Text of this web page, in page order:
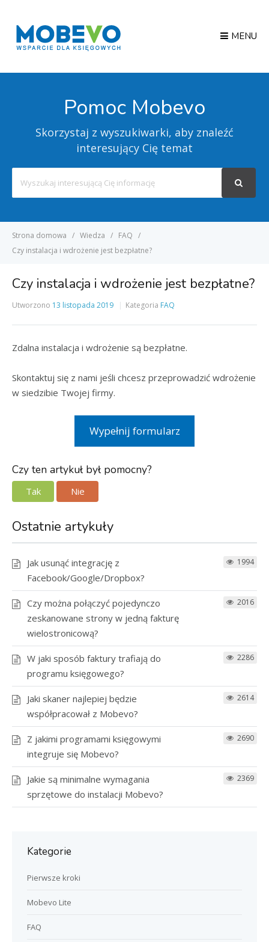
MENU
Pomoc Mobevo
Skorzystaj z wyszukiwarki, aby znaleźć
interesujący Cię temat
For
Strona domowa Wiedza
FAQ
Czy instalacja i wdrożenie jest bezpłatne?
Czy instalacja i wdrożenie jest bezpłatne?
Utworzono 13 listopada 2019 Kategoria FAQ
Zdalna instalacja i wdrożenie są bezpłatne.
Skontaktuj się z nami jeśli chcesz przeprowadzić wdrożenie
w siedzibie Twojej firmy.
Wypełnij formularz
Czy ten artykuł był pomocny?
Tak Nie
Ostatnie artykuły
Jak usunąć integrację z
Facebook/Google/Dropbox?
1994
Czy można połączyć pojedynczo
zeskanowane strony w jedną fakturę
wielostronicową?
2016
W jaki sposób faktury trafiają do
programu księgowego?
2286
Jaki skaner najlepiej będzie
współpracował z Mobevo?
2614
Z jakimi programami księgowymi
integruje się Mobevo?
2690
Jakie są minimalne wymagania
sprzętowe do instalacji Mobevo?
2369
Kategorie
Pierwsze kroki
Mobevo Lite
FAQ